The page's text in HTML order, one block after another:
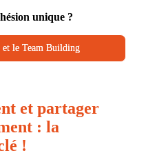
unique ?
et le Team Building
et partager
: la
!